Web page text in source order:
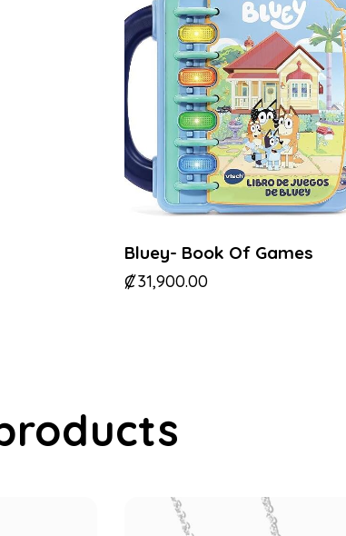
Bluey- Book Of Games
₡31,900.00